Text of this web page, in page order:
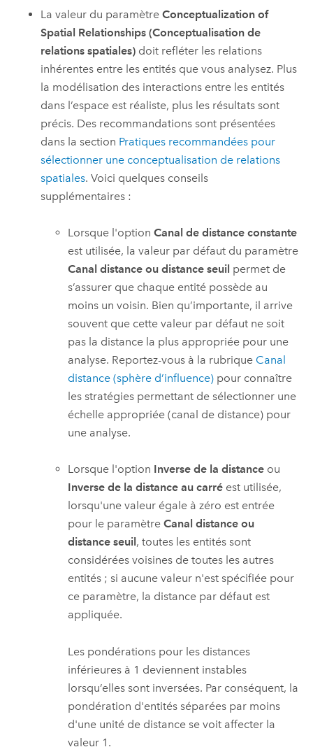
La valeur du paramètreConceptualization of
Spatial Relationships (Conceptualisation de
relations spatiales) doit refléter les relations
inhérentes entre les entités que vous analysez. Plus
la modélisation des interactions entre les entités
dans l’espace est réaliste, plus les résultats sont
précis. Des recommandations sont présentées
dans la section Pratiques recommandées pour
sélectionner une conceptualisation de relations
spatiales. Voici quelques conseils
supplémentaires :
Lorsque l'optionCanal de distance constante
est utilisée, la valeur par défaut du paramètre
Canal distance ou distance seuil permet de
s’assurer que chaque entité possède au
moins un voisin. Bien qu’importante, il arrive
souvent que cette valeur par défaut ne soit
pas la distance la plus appropriée pour une
analyse. Reportez-vous à la rubrique Canal
distance (sphère d’influence) pour connaître
les stratégies permettant de sélectionner une
échelle appropriée (canal de distance) pour
une analyse.
Lorsque l'option Inverse de la distance ou
Inverse de la distance au carré est utilisée,
lorsqu'une valeur égale à zéro est entrée
pour le paramètreCanal distance ou
distance seuil , toutes les entités sont
considérées voisines de toutes les autres
entités ; si aucune valeur n'est spécifiée pour
ce paramètre, la distance par défaut est
appliquée.
Les pondérations pour les distances
inférieures à 1 deviennent instables
lorsqu’elles sont inversées. Par conséquent, la
pondération d'entités séparées par moins
d'une unité de distance se voit affecter la
valeur 1.